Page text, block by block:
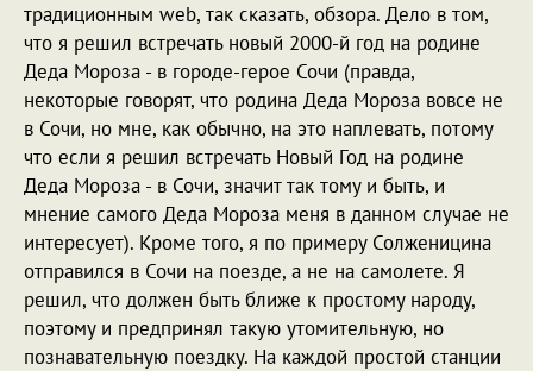
традиционным web, так сказать, обзора. Дело в том,
что я решил встречать новый 2000-й год на родине
Деда Мороза - в городе-герое Сочи (правда,
некоторые говорят, что родина Деда Мороза вовсе не
в Сочи, но мне, как обычно, на это наплевать, потому
что если я решил встречать Новый Год на родине
Деда Мороза - в Сочи, значит так тому и быть, и
мнение самого Деда Мороза меня в данном случае не
интересует). Кроме того, я по примеру Солженицина
отправился в Сочи на поезде, а не на самолете. Я
решил, что должен быть ближе к простому народу,
поэтому и предпринял такую утомительную, но
познавательную поездку. На каждой простой станции